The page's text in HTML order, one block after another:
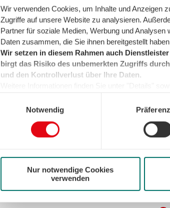
Wir verwenden Cookies, um Inhalte und Anzeigen
Zugriffe auf unsere Website zu analysieren.
Partner für soziale Medien, Werbung und
Daten zusammen, die Sie ihnen bereitgestellt
Wir setzen in diesem Rahmen auch
birgt das Risiko des unbemerkten Zugriffs
und den Kontrollverlust über Ihre Daten.
der Cookies auf das notwendige Minimum, um die
Notwendig
Nur notwendige Cookies
verwenden
Lütfen sayaç numaralarının,
genelde binanın bodrum katında